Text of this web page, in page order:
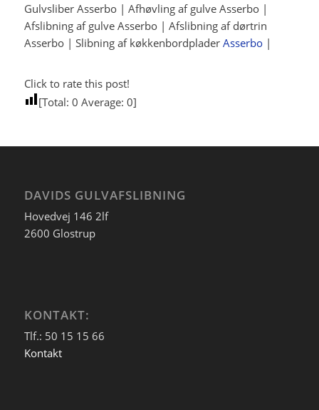
Gulvsliber Asserbo | Afhøvling af gulve Asserbo |
Afslibning af gulve Asserbo | Afslibning af dørtrin
Asserbo | Slibning af køkkenbordplader Asserbo|
Click to rate this post!
[Total: 0 Average: 0]
DAVIDS GULVAFSLIBNING
Hovedvej 146 2lf
2600 Glostrup
KONTAKT:
Tlf.: 50 15 15 66
Kontakt